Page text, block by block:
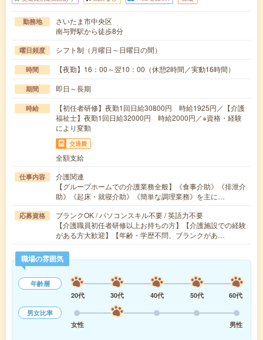
勤務地
さいたま市中央区
南与野駅から徒歩8分
曜日頻度 シフト制（月曜日～日曜日の間）
時間 【夜勤】16：00～翌10：00（休憩2時間／実動16時間）
期間 即日～長期
時給
【初任者研修】夜勤1回日給30800円 時給1925円／【介護
福祉士】夜勤1回日給32000円 時給2000円／※資格・経験
により変動
交通費
全額支給
仕事内容
介護関連
【グループホームでの介護業務全般】《食事介助》《排泄介
助》《起床・就寝介助》《簡単な調理業務》を主に…
応募資格
ブランクOK / パソコンスキル不要 / 英語力不要
【介護職員初任者研修以上お持ちの方】【介護施設での経験
がある方大歓迎】【年齢・学歴不問、ブランクがあ…
職場の雰囲気
年齢層
20代
30代 40代 50代
60代
男女比率
女性
男性